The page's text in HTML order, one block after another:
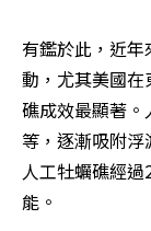
有鑑於此，近
動，尤其美國
礁成效最顯著
等，逐漸吸附浮
人工牡蠣礁經
能。